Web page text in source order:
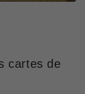
cartes de